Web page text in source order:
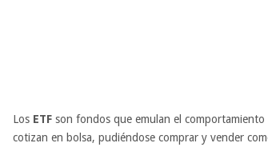
Los ETF son fondos que emulan el
cotizan en bolsa, pudiéndose comprar y vender